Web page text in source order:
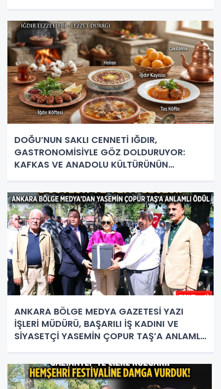
DOĞU’NUN SAKLI CENNETİ IĞDIR,
GASTRONOMİSİYLE GÖZ DOLDURUYOR:
KAFKAS VE ANADOLU KÜLTÜRÜNÜN
ANKARA BÖLGE MEDYA GAZETESİ YAZI
İŞLERİ MÜDÜRÜ, BAŞARILI İŞ KADINI VE
SİYASETÇİ YASEMİN ÇOPUR TAŞ’A ANLAMLI